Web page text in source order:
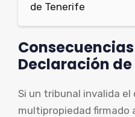
de Tenerife
Declaración
Si un tribunal invalida
multipropiedad firmado